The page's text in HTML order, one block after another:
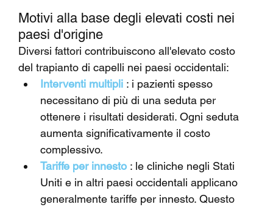
Motivi alla base degli elevati costi nei
paesi d'origine
Diversi fattori contribuiscono all'elevato costo
del trapianto di capelli nei paesi occidentali:
Interventi multipli : i pazienti spesso
necessitano di più di una seduta per
ottenere i risultati desiderati. Ogni seduta
aumenta significativamente il costo
complessivo.
Tariffe per innesto : le cliniche negli Stati
Uniti e in altri paesi occidentali applicano
generalmente tariffe per innesto. Questo